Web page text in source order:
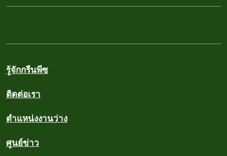
รู้จักกรีนพีซ
ติดต่อเรา
ตำแหน่งงานว่าง
ศูนย์ข่าว